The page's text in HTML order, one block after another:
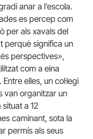
anar a l’escola.
es percep com
per als xavals del
perquè significa un
perspectives»,
com a eina
elles, un col·legi
van organitzar un
situat a 12
caminant, sota la
permís als seus